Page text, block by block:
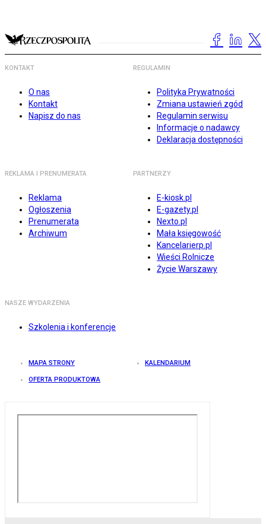
KONTAKT
O nas
Kontakt
Napisz do nas
REGULAMIN
Polityka Prywatności
Zmiana ustawień zgód
Regulamin serwisu
Informacje o nadawcy
Deklaracja dostępności
REKLAMA I PRENUMERATA
Reklama
Ogłoszenia
Prenumerata
Archiwum
PARTNERZY
E-kiosk.pl
E-gazety.pl
Nexto.pl
Mała księgowość
Kancelarierp.pl
Wieści Rolnicze
Życie Warszawy
NASZE WYDARZENIA
Szkolenia i konferencje
MAPA STRONY KALENDARIUM
OFERTA PRODUKTOWA